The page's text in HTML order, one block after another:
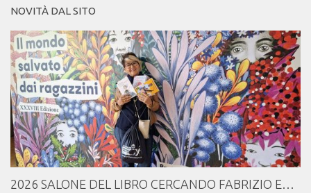
NOVITÀ DAL SITO
2026 SALONE DEL LIBRO CERCANDO FABRIZIO E…